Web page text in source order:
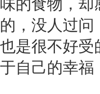
味的食物，却
的，没人过
也是很不好受
于自己的幸福